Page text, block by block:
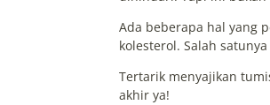
Ada beberapa hal yang
kolesterol. Salah
Tertarik menyajikan
akhir ya!